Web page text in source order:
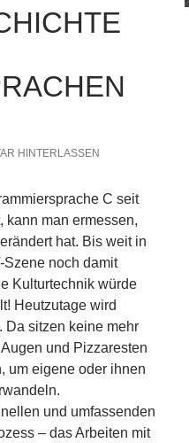
HINTERLASSEN
C seit
kann man ermessen,
hat. Bis weit in
noch damit
Kulturtechnik würde
Heutzutage wird
Da sitzen keine mehr
und Pizzaresten
um eigene oder ihnen
und umfassenden
– das Arbeiten mit